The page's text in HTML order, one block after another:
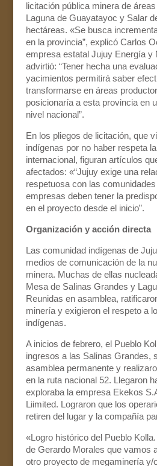
licitación pública minera de
Laguna de Guayatayoc y Salar
hectáreas. «Se busca
en la provincia”, explicó Carlos
empresa estatal Jujuy Energía y
advirtió: “Tener hecha una
yacimientos permitirá saber
transformarse en áreas
posicionaría a esta provincia en
nivel nacional”.
En los pliegos de licitación, que
indígenas por no haber respeta
internacional, figuran artículos
afectados: «“Jujuy exige una
respetuosa con las
empresas deben tener la
en el proyecto desde el inicio”.
Organización y acción directa
Las comunidad indígenas de
medios de comunicación de la
minera. Muchas de ellas
Mesa de Salinas Grandes y
Reunidas en asamblea,
minería y exigieron el respeto a
indígenas.
A inicios de febrero, el Pueblo
ingresos a las Salinas Grandes,
asamblea permanente y
en la ruta nacional 52. Llegaron
exploraba la empresa Ekekos
Liimited. Lograron que los
retiren del lugar y la compañía
«Logro histórico del Pueblo
de Gerardo Morales que vamos
otro proyecto de megaminería y/